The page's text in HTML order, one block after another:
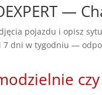
—
pojazdu i opisz
7 dni w tygodniu —
czy